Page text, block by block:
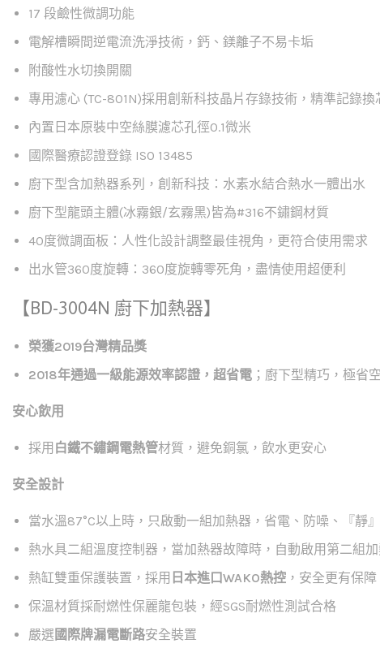
17 段鹼性微調功能
電解槽瞬間逆電流洗淨技術，鈣、鎂離子不易卡垢
附酸性水切換開關
專用濾心 (TC-801N)採用創新科技晶片存錄技術，精準記錄
內置日本原裝中空絲膜濾芯孔徑0.1微米
國際醫療認證登錄 ISO 13485
廚下型含加熱器系列，創新科技：水素水結合熱水一體出水
廚下型龍頭主體(冰霧銀/玄霧黑)皆為#316不鏽鋼材質
40度微調面板：人性化設計調整最佳視角，更符合使用需求
出水管360度旋轉：360度旋轉零死角，盡情使用超便利
【BD-3004N 廚下加熱器】
榮獲2019台灣精品獎
2018年通過一級能源效率認證 ，超省電 ；廚下型精巧，極省
安心飲用
採用 白鐵不鏽鋼電熱管材質，避免銅氯，飲水更安心
安全設計
當水溫87°C以上時，只啟動一組加熱器，省電、防噪、『靜
熱水具二組溫度控制器，當加熱器故障時，自動啟用第二組
熱缸雙重保護裝置，採用 日本進口WAKO熱控 ，安全更有保障
保溫材質採耐燃性保麗龍包裝，經SGS耐燃性測試合格
嚴選 國際牌漏電斷路安全裝置